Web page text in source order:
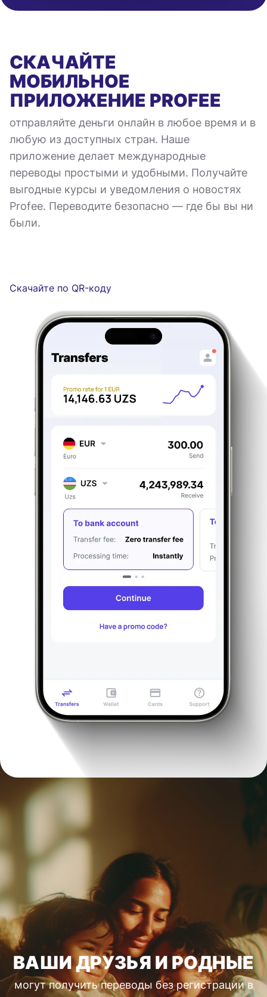
СКАЧАЙТЕ
МОБИЛЬНОЕ
ПРИЛОЖЕНИЕ PROFEE
отправляйте деньги онлайн в любое время и в
любую из доступных стран. Наше
приложение делает международные
переводы простыми и удобными. Получайте
выгодные курсы и уведомления о новостях
Profee. Переводите безопасно — где бы вы ни
были.
Скачайте по QR-коду
ВАШИ ДРУЗЬЯ И РОДНЫЕ
могут получить переводы без регистрации в